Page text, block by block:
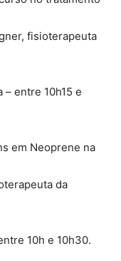
fisioterapeuta
entre 10h15 e
em Neoprene na
da
10h e 10h30.